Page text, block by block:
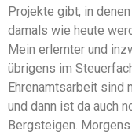
Projekte gibt, in
damals wie heute
Mein erlernter und
übrigens im
Ehrenamtsarbeit sind
und dann ist da auch
Bergsteigen.